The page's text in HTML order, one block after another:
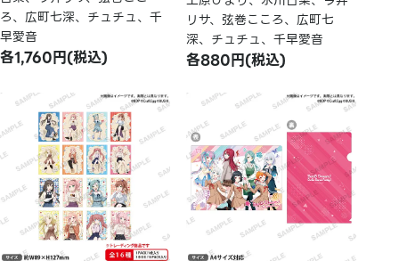
ろ、広町七深、チュチュ、千
早愛音
各1,760円(税込)
リサ、弦巻こころ、広町七
深、チュチュ、千早愛音
各880円(税込)